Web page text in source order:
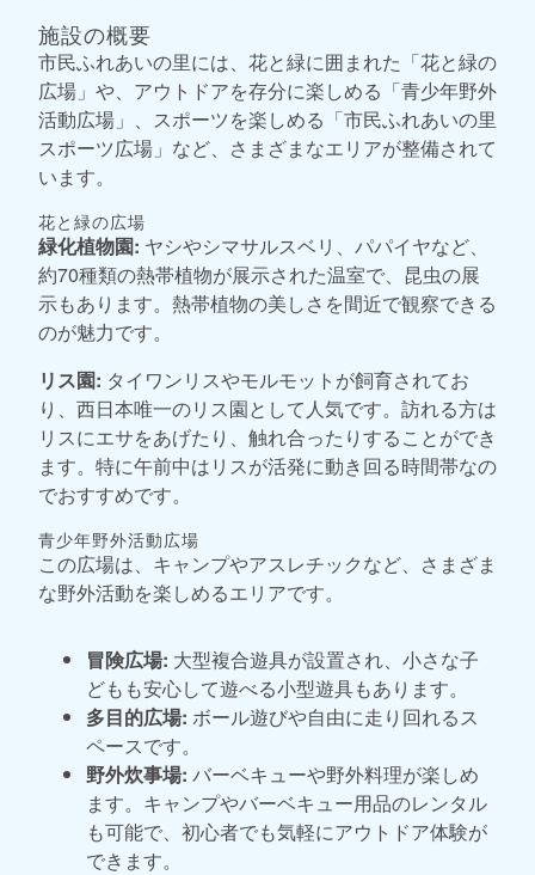
施設の概要
市民ふれあいの里には、花と緑に囲まれた「花と緑の
広場」や、アウトドアを存分に楽しめる「青少年野外
活動広場」、スポーツを楽しめる「市民ふれあいの里
スポーツ広場」など、さまざまなエリアが整備されて
います。
花と緑の広場
緑化植物園: ヤシやシマサルスベリ、パパイヤなど、
約70種類の熱帯植物が展示された温室で、昆虫の展
示もあります。熱帯植物の美しさを間近で観察できる
のが魅力です。
リス園: タイワンリスやモルモットが飼育されてお
り、西日本唯一のリス園として人気です。訪れる方は
リスにエサをあげたり、触れ合ったりすることができ
ます。特に午前中はリスが活発に動き回る時間帯なの
でおすすめです。
青少年野外活動広場
この広場は、キャンプやアスレチックなど、さまざま
な野外活動を楽しめるエリアです。
冒険広場: 大型複合遊具が設置され、小さな子
どもも安心して遊べる小型遊具もあります。
多目的広場: ボール遊びや自由に走り回れるス
ペースです。
野外炊事場: バーベキューや野外料理が楽しめ
ます。キャンプやバーベキュー用品のレンタル
も可能で、初心者でも気軽にアウトドア体験が
できます。